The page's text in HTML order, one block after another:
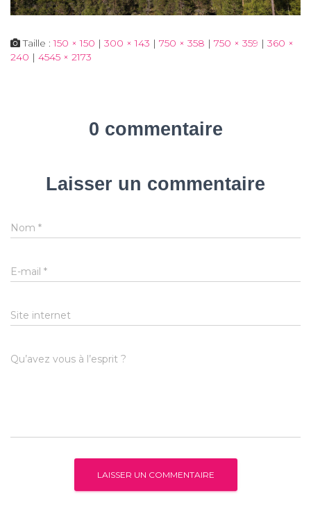
Taille :150 × 150 | 300 × 143 | 750 × 358 | 750 × 359 | 360 ×
240 | 4545 × 2173
0 commentaire
Laisser un commentaire
Nom *
E-mail *
Site internet
Qu’avez vous à l’esprit ?